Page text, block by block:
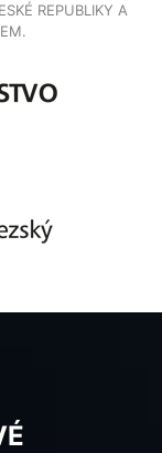
REPUBLIKY A